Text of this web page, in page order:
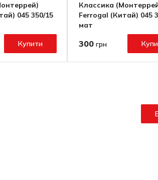
045 350/15
Купити
Классика
Ferrogal (Китай) 045
мат
300 грн